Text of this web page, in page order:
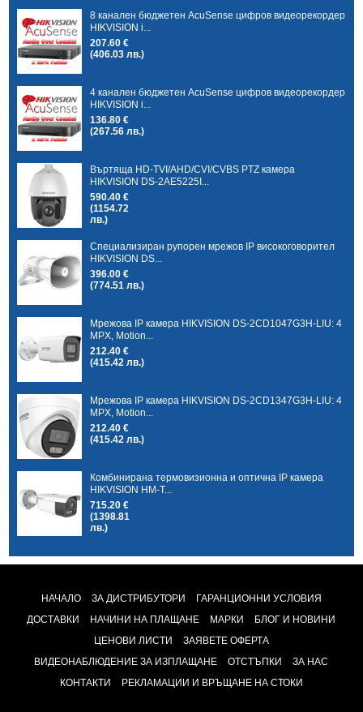
8 канален бюджетен AcuSense цифров видеорекордер
HIKVISION i...
207.60 €
(406.03 лв.)
4 канален бюджетен AcuSense цифров видеорекордер
HIKVISION i...
136.80 €
(267.56 лв.)
Въртяща HD-TVI/AHD/CVI/CVBS PTZ камера
HIKVISION DS-2AE5225I...
590.40 €
(1154.72
лв.)
Специализиран рупорен мрежов IP високоговорител
HIKVISION DS...
396.00 €
(774.51 лв.)
Мрежова IP камера HIKVISION DS-2CD1047G3H-LIU: 4
MPX, Motion...
212.40 €
(415.42 лв.)
Мрежова IP камера HIKVISION DS-2CD1347G3H-LIU: 4
MPX, Motion...
212.40 €
(415.42 лв.)
Комбинирана термовизионна и оптична IP камера
HIKVISION HM-T...
715.20 €
(1398.81
лв.)
НАЧАЛО ЗА ДИСТРИБУТОРИ
ГАРАНЦИОННИ УСЛОВИЯ
ДОСТАВКИ
НАЧИНИ НА ПЛАЩАНЕ МАРКИ
БЛОГ И НОВИНИ
ЦЕНОВИ ЛИСТИ
ЗАЯВЕТЕ ОФЕРТА
ВИДЕОНАБЛЮДЕНИЕ ЗА ИЗПЛАЩАНЕ
ОТСТЪПКИ
ЗА НАС
КОНТАКТИ
РЕКЛАМАЦИИ И ВРЪЩАНЕ НА СТОКИ